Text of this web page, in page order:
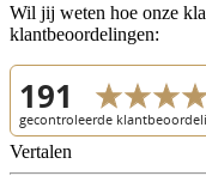
Wil jij weten hoe onze
klantbeoordelingen:
Vertalen